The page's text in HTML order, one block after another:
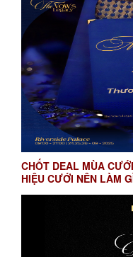
CHỐT DEAL MÙA
HIỆU CƯỚI NÊN LÀM